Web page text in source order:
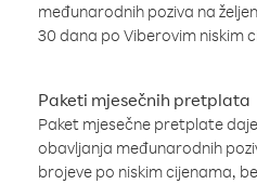
međunarodnih poziva na
30 dana po Viberovim niskim
Paketi mjesečnih pretplata
Paket mjesečne pretplate
obavljanja međunarodnih
brojeve po niskim cijenama,